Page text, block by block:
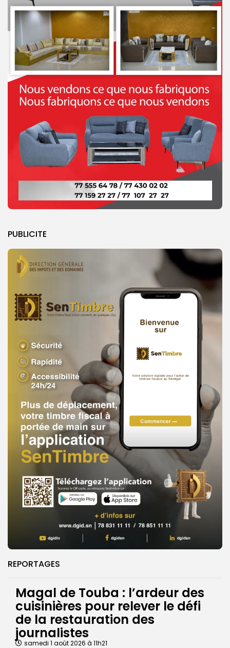
PUBLICITE
REPORTAGES
Magal de Touba : l’ardeur des
cuisinières pour relever le défi
de la restauration des
journalistes
samedi 1 août 2026 à 11h21